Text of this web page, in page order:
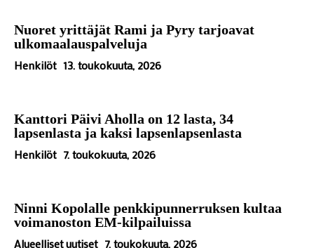
Nuoret yrittäjät Rami ja Pyry tarjoavat
ulkomaalauspalveluja
Henkilöt 13. toukokuuta, 2026
Kanttori Päivi Aholla on 12 lasta, 34
lapsenlasta ja kaksi lapsenlapsenlasta
Henkilöt 7. toukokuuta, 2026
Ninni Kopolalle penkkipunnerruksen kultaa
voimanoston EM-kilpailuissa
Alueelliset uutiset 7. toukokuuta, 2026